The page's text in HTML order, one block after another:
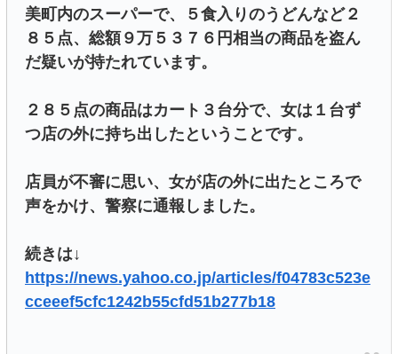
美町内のスーパーで、５食入りのうどんなど２
８５点、総額９万５３７６円相当の商品を盗ん
だ疑いが持たれています。
２８５点の商品はカート３台分で、女は１台ず
つ店の外に持ち出したということです。
店員が不審に思い、女が店の外に出たところで
声をかけ、警察に通報しました。
続きは↓
https://news.yahoo.co.jp/articles/f04783c523e
cceeef5cfc1242b55cfd51b277b18